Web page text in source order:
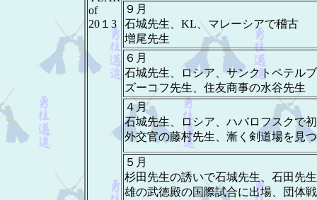
of
20１3
９月
石城先生、KL、マレーシアで稽古
増尾先生
６月
石城先生、ロシア、サンクトペテル
ズーコフ先生、住友商事の水谷先生
４月
石城先生、ロシア、ハバロフスクで
外交官の藤村先生、漸く剣道場を見
５月
杉田先生の誘いで石城先生、石田先
雄の武徳殿の国際試合に出場、団体